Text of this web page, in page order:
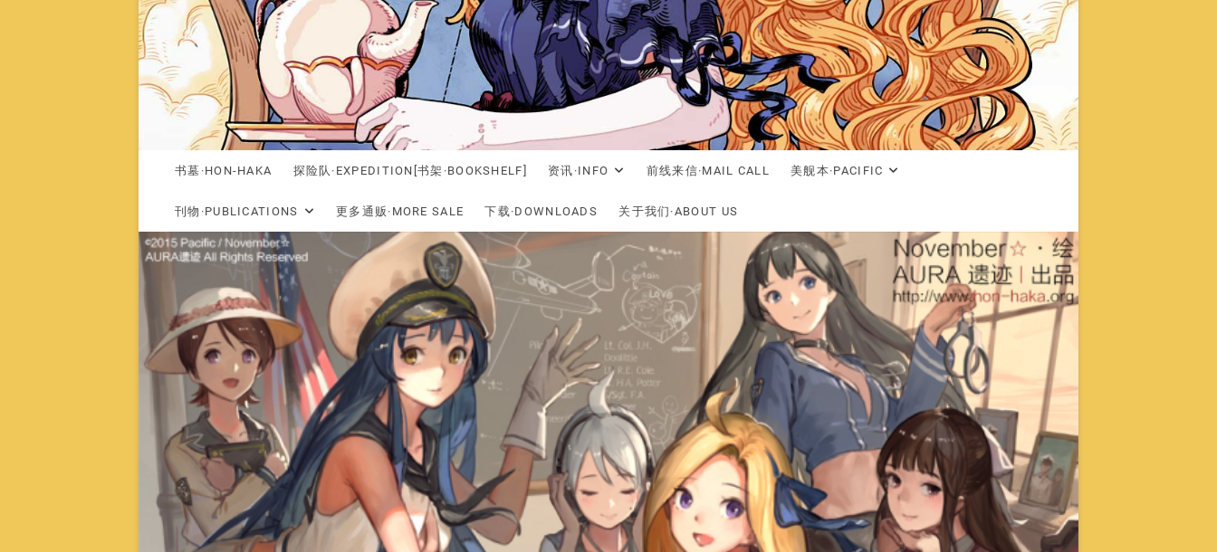
书墓·HON-HAKA 探险队·EXPEDITION[书架·BOOKSHELF] 资讯·INFO 前线来信·MAIL CALL 美舰本·PACIFIC
刊物·PUBLICATIONS 更多通贩·MORE SALE 下载·DOWNLOADS 关于我们·ABOUT US